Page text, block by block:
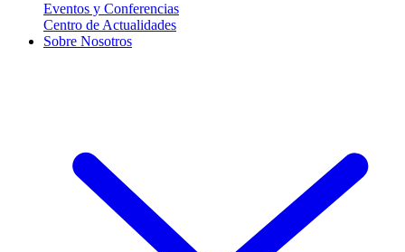
Eventos y Conferencias
Centro de Actualidades
Sobre Nosotros